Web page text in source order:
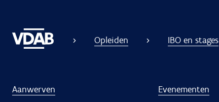
Opleiden IBO en stages
Aanwerven Evenementen